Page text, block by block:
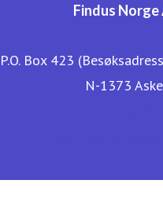
Findus Norge
P.O. Box 423
N-1373